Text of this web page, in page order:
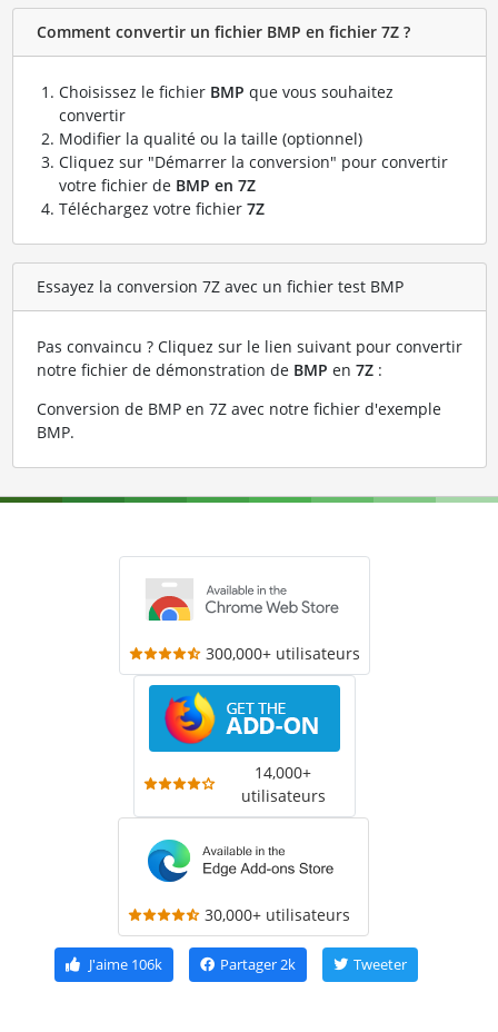
Comment convertir un fichier BMP en fichier 7Z ?
Choisissez le fichier BMP que vous souhaitez
convertir
Modifier la qualité ou la taille (optionnel)
Cliquez sur "Démarrer la conversion" pour convertir
votre fichier de BMP en 7Z
Téléchargez votre fichier 7Z
Essayez la conversion 7Z avec un fichier test BMP
Pas convaincu ? Cliquez sur le lien suivant pour convertir
notre fichier de démonstration de BMP en 7Z:
Conversion de BMP en 7Z avec notre fichier d'exemple
BMP.
300,000+ utilisateurs
14,000+
utilisateurs
30,000+ utilisateurs
J'aime106k Partager 2k Tweeter